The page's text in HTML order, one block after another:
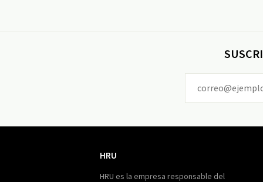
HRU
HRU es la empresa responsable del